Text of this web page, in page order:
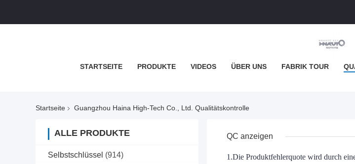
STARTSEITE PRODUKTE VIDEOS ÜBER UNS FABRIK TOUR
Startseite Guangzhou Haina High-Tech Co., Ltd. Qualitätskontrolle
ALLE PRODUKTE
Selbstschlüssel (914)
QC anzeigen
1.Die Produktfehlerquote wird durch